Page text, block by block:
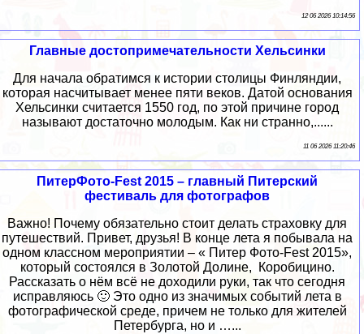
12 06 2026 10:14:56
Главные достопримечательности Хельсинки
Для начала обратимся к истории столицы Финляндии,
которая насчитывает менее пяти веков. Датой основания
Хельсинки считается 1550 год, по этой причине город
называют достаточно молодым. Как ни странно,......
11 06 2026 11:20:46
ПитерФото-Fest 2015 – главный Питерский
фестиваль для фотографов
Важно! Почему обязательно стоит делать страховку для
путешествий. Привет, друзья! В конце лета я побывала на
одном классном мероприятии – « Питер Фото-Fest 2015»,
который состоялся в Золотой Долине, Коробицино.
Рассказать о нём всё не доходили руки, так что сегодня
исправляюсь 🙂 Это одно из значимых событий лета в
фотографической среде, причем не только для жителей
Петербурга, но и …...